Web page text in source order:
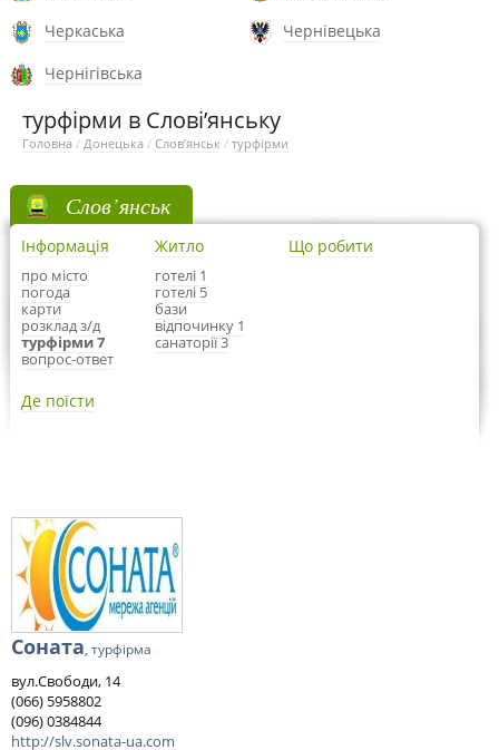
Черкаська
Чернівецька
Чернігівська
турфірми в Слові’янську
Головна / Донецька / Слов’янськ / турфірми
Слов’янськ
Інформація
про місто
погода
карти
розклад з/д
турфірми 7
вопрос-ответ
Житло
готелі 1
готелі 5
бази
відпочинку 1
санаторії 3
Що робити
Де поїсти
Соната, турфірма
вул.Свободи, 14
(066) 5958802
(096) 0384844
http://slv.sonata-ua.com